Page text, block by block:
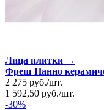
Лица плитки →
Фреш Панно
2 275 руб./шт.
1 592,50 руб./шт.
-30%